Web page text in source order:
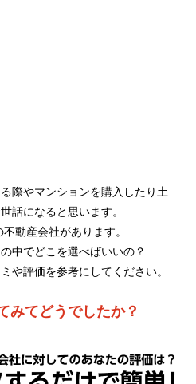
際やマンションを購入したり土
話になると思います。
動産会社があります。
中でどこを選べばいいの？
や評価を参考にしてください。
みてどうでしたか？